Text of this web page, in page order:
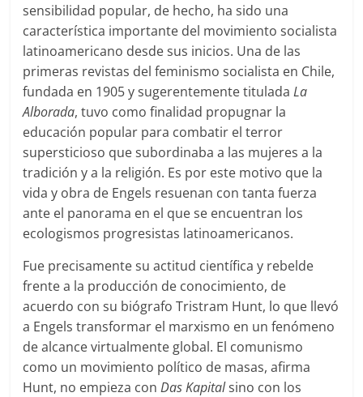
sensibilidad popular, de hecho, ha sido una
característica importante del movimiento socialista
latinoamericano desde sus inicios. Una de las
primeras revistas del feminismo socialista en Chile,
fundada en 1905 y sugerentemente tituladaLa
Alborada, tuvo como finalidad propugnar la
educación popular para combatir el terror
supersticioso que subordinaba a las mujeres a la
tradición y a la religión. Es por este motivo que la
vida y obra de Engels resuenan con tanta fuerza
ante el panorama en el que se encuentran los
ecologismos progresistas latinoamericanos.
Fue precisamente su actitud científica y rebelde
frente a la producción de conocimiento, de
acuerdo con su biógrafo Tristram Hunt, lo que llevó
a Engels transformar el marxismo en un fenómeno
de alcance virtualmente global. El comunismo
como un movimiento político de masas, afirma
Hunt, no empieza conDas Kapitalsino con los